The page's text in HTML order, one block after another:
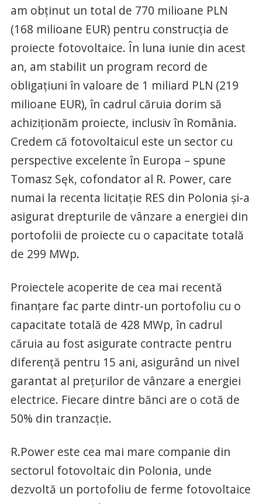
am obținut un total de 770 milioane PLN
(168 milioane EUR) pentru construcția de
proiecte fotovoltaice. În luna iunie din acest
an, am stabilit un program record de
obligațiuni în valoare de 1 miliard PLN (219
milioane EUR), în cadrul căruia dorim să
achiziționăm proiecte, inclusiv în România.
Credem că fotovoltaicul este un sector cu
perspective excelente în Europa – spune
Tomasz Sęk, cofondator al R. Power, care
numai la recenta licitație RES din Polonia și-a
asigurat drepturile de vânzare a energiei din
portofolii de proiecte cu o capacitate totală
de 299 MWp.
Proiectele acoperite de cea mai recentă
finanțare fac parte dintr-un portofoliu cu o
capacitate totală de 428 MWp, în cadrul
căruia au fost asigurate contracte pentru
diferență pentru 15 ani, asigurând un nivel
garantat al prețurilor de vânzare a energiei
electrice. Fiecare dintre bănci are o cotă de
50% din tranzacție.
R.Power este cea mai mare companie din
sectorul fotovoltaic din Polonia, unde
dezvoltă un portofoliu de ferme fotovoltaice